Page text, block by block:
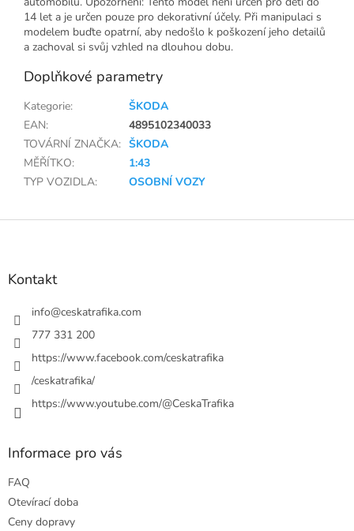
14 let a je určen pouze pro dekorativní účely. Při manipulaci s
modelem buďte opatrní, aby nedošlo k poškození jeho detailů
a zachoval si svůj vzhled na dlouhou dobu.
Doplňkové parametry
Kategorie:
ŠKODA
EAN:
4895102340033
TOVÁRNÍ ZNAČKA: ŠKODA
MĚŘÍTKO:
1:43
TYP VOZIDLA: OSOBNÍ VOZY
Z
Kontakt
info@ceskatrafika.com
777 331 200
https://www.facebook.com/ceskatrafika
/ceskatrafika/
https://www.youtube.com/@CeskaTrafika
Informace pro vás
FAQ
Otevírací doba
Ceny dopravy